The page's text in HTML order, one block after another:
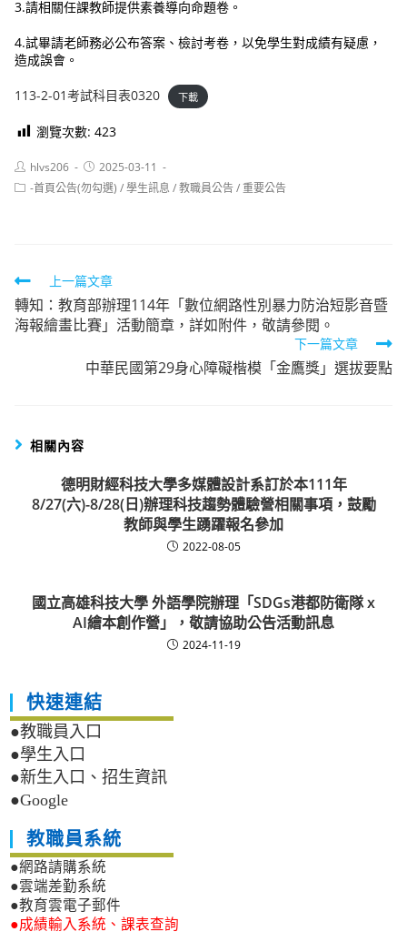
3.請相關任課教師提供素養導向命題卷。
4.試畢請老師務必公布答案、檢討考卷，以免學生對成績有疑慮，
造成誤會。
113-2-01考試科目表0320 下載
瀏覽次數: 423
Post
author:
hlvs206
Post
published:
2025-03-11
Post-首頁公告(勿勾選) /學生訊息 /教職員公告/重要公告
Read
more
articles
上一篇文章
轉知：教育部辦理114年「數位網路性別暴力防治短影音暨
海報繪畫比賽」活動簡章，詳如附件，敬請參閱。
下一篇文章
中華民國第29身心障礙楷模「金鷹獎」選拔要點
相關內容
德明財經科技大學多媒體設計系訂於本111年
8/27(六)-8/28(日)辦理科技趨勢體驗營相關事項，鼓勵
教師與學生踴躍報名參加
2022-08-05
國立高雄科技大學 外語學院辦理「SDGs港都防衛隊 x
AI繪本創作營」，敬請協助公告活動訊息
2024-11-19
快速連結
●教職員入口
●學生入口
●新生入口、招生資訊
●Google
教職員系統
●網路請購系統
●雲端差勤系統
●教育雲電子郵件
●成績輸入系統、課表查詢